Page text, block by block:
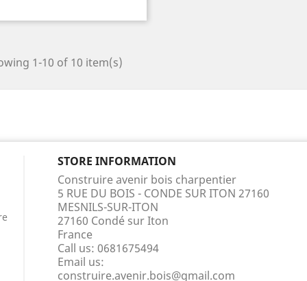
1-10 of 10 item(s)
STORE INFORMATION
Construire avenir bois charpentier
5 RUE DU BOIS - CONDE SUR ITON 27160
MESNILS-SUR-ITON
27160 Condé sur Iton
France
Call us: 0681675494
Email us:
construire.avenir.bois@gmail.com